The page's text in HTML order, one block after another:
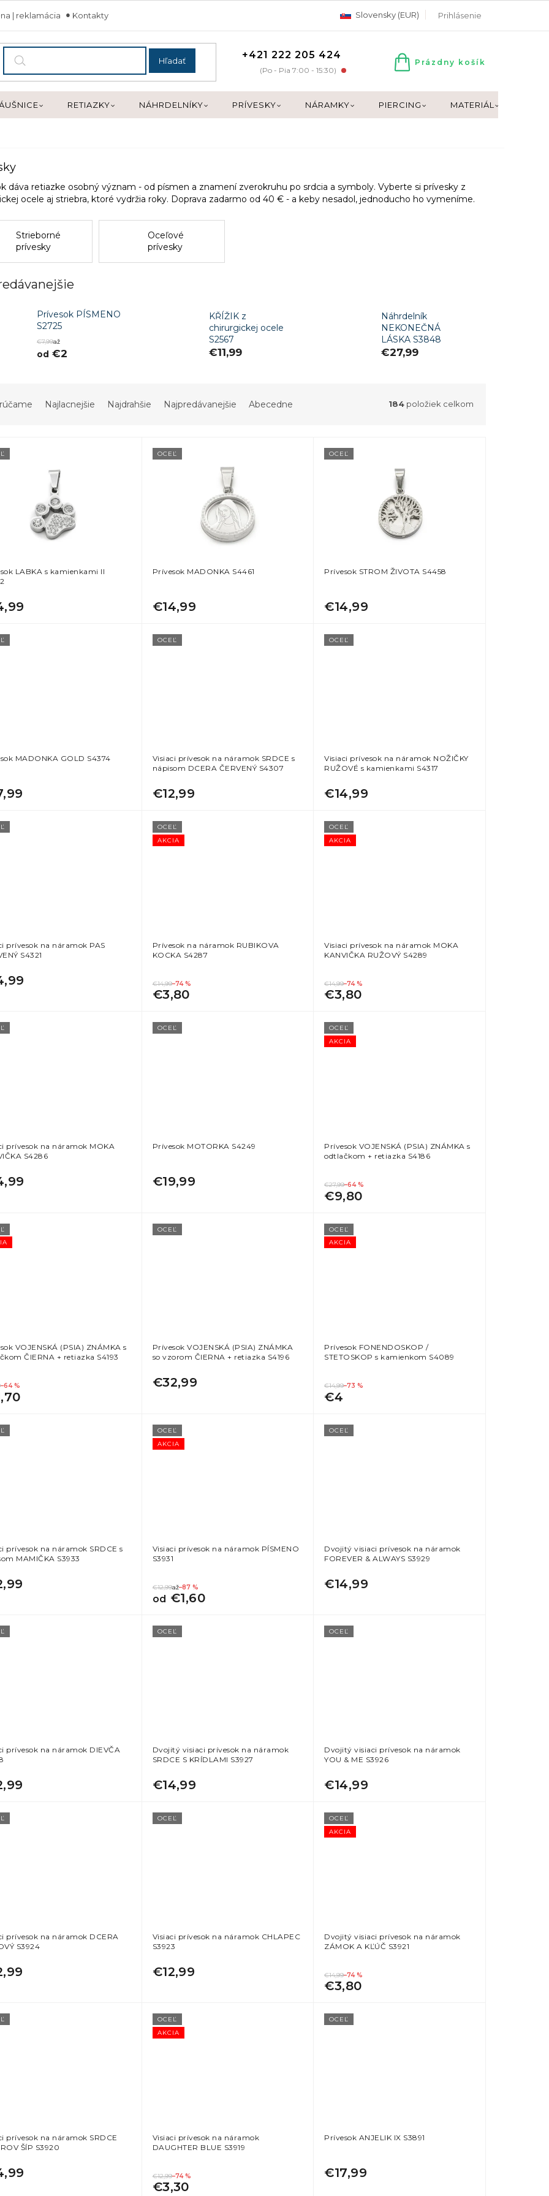
| reklamácia Kontakty Slovensky (EUR) Prihlásenie
Hľadať +421 222 205 424
(Po - Pia 7:00 - 15:30)
NÁKUPNÝ
Prázdny košík
RETIAZKY NÁHRDELNÍKY PRÍVESKY NÁRAMKY PIERCING MATERIÁL
dáva retiazke osobný význam - od písmen a znamení zverokruhu po srdcia a symboly. Vyberte si prívesky z
ocele aj striebra, ktoré vydržia roky. Doprava zadarmo od 40 € - a keby nesadol, jednoducho ho vymeníme.
Strieborné
prívesky
Oceľové
prívesky
Prívesok PÍSMENO
S2725
€7,99až
od €2
KŘÍŽIK z
chirurgickej ocele
S2567
€11,99
Náhrdelník
NEKONEČNÁ
LÁSKA S3848
€27,99
Najlacnejšie Najdrahšie Najpredávanejšie Abecedne 184 položiek celkom
LABKA s kamienkami II
OCEĽ
Prívesok MADONKA S4461
€14,99
OCEĽ
Prívesok STROM ŽIVOTA S4458
€14,99
MADONKA GOLD S4374
OCEĽ
Visiaci prívesok na náramok SRDCE s
nápisom DCERA ČERVENÝ S4307
€12,99
OCEĽ
Visiaci prívesok na náramok NOŽIČKY
RUŽOVÉ s kamienkami S4317
€14,99
prívesok na náramok PAS
S4321
AKCIA
OCEĽ
Prívesok na náramok RUBIKOVA
KOCKA S4287
€14,99–74 %
€3,80
AKCIA
OCEĽ
Visiaci prívesok na náramok MOKA
KANVIČKA RUŽOVÝ S4289
€14,99–74 %
€3,80
prívesok na náramok MOKA
S4286
OCEĽ
Prívesok MOTORKA S4249
€19,99
AKCIA
OCEĽ
Prívesok VOJENSKÁ (PSIA) ZNÁMKA s
odtlačkom + retiazka S4186
€27,99–64 %
€9,80
VOJENSKÁ (PSIA) ZNÁMKA s
ČIERNA + retiazka S4193
–64 %
OCEĽ
Prívesok VOJENSKÁ (PSIA) ZNÁMKA
so vzorom ČIERNA + retiazka S4196
€32,99
AKCIA
OCEĽ
Prívesok FONENDOSKOP /
STETOSKOP s kamienkom S4089
€14,99–73 %
€4
prívesok na náramok SRDCE s
MAMIČKA S3933
AKCIA
OCEĽ
Visiaci prívesok na náramok PÍSMENO
S3931
€12,99až–87 %
od €1,60
OCEĽ
Dvojitý visiaci prívesok na náramok
FOREVER & ALWAYS S3929
€14,99
prívesok na náramok DIEVČA
OCEĽ
Dvojitý visiaci prívesok na náramok
SRDCE S KRÍDLAMI S3927
€14,99
OCEĽ
Dvojitý visiaci prívesok na náramok
YOU & ME S3926
€14,99
prívesok na náramok DCERA
S3924
OCEĽ
Visiaci prívesok na náramok CHLAPEC
S3923
€12,99
AKCIA
OCEĽ
Dvojitý visiaci prívesok na náramok
ZÁMOK A KĽÚČ S3921
€14,99–74 %
€3,80
prívesok na náramok SRDCE
ŠÍP S3920
AKCIA
OCEĽ
Visiaci prívesok na náramok
DAUGHTER BLUE S3919
€12,99–74 %
€3,30
OCEĽ
Prívesok ANJELIK IX S3891
€17,99